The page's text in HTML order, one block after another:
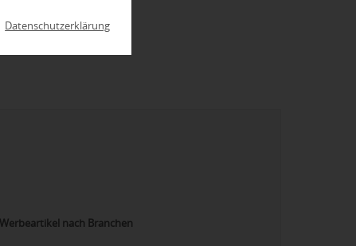
Datenschutzerklärung
Werbeartikel nach Branchen